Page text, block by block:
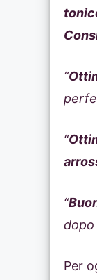
“
“
“
dopo
Per